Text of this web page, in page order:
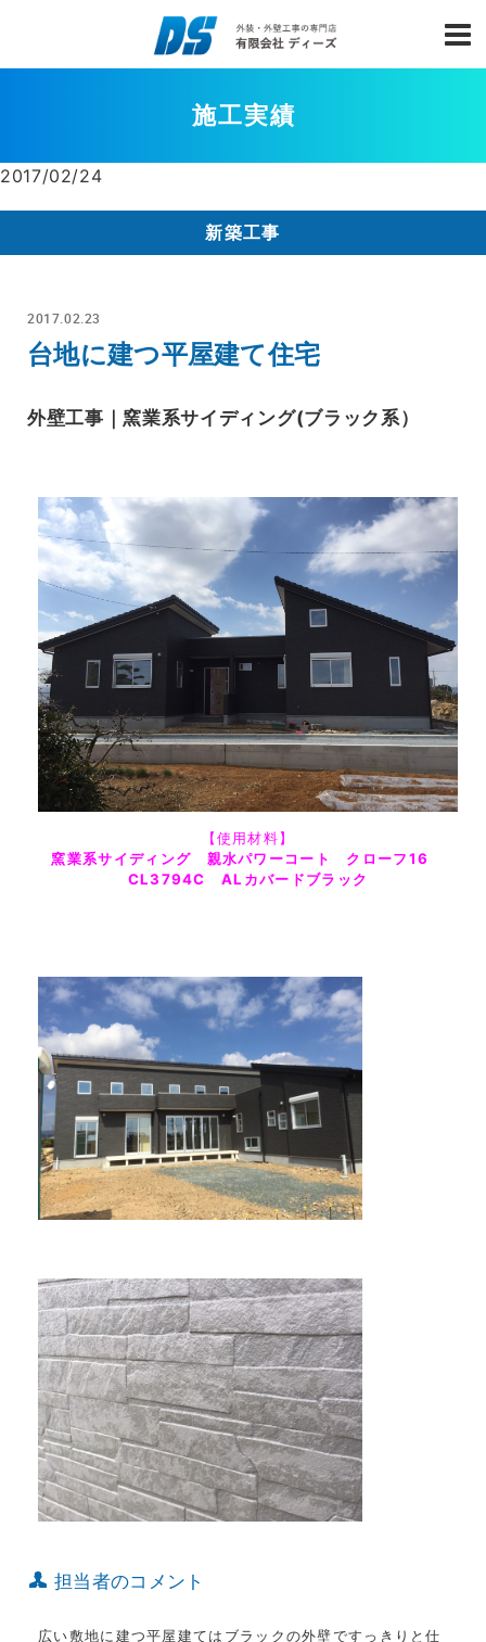
施工実績
2017/02/24
新築工事
2017.02.23
台地に建つ平屋建て住宅
外壁工事｜窯業系サイディング(ブラック系）
【使用材料】
窯業系サイディング 親水パワーコート クローフ16
CL3794C ALカバードブラック
担当者のコメント
広い敷地に建つ平屋建てはブラックの外壁ですっきりと仕